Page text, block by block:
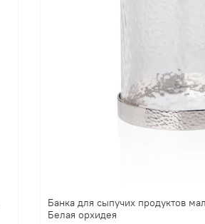
Банка для сыпучих продуктов
Белая орхидея